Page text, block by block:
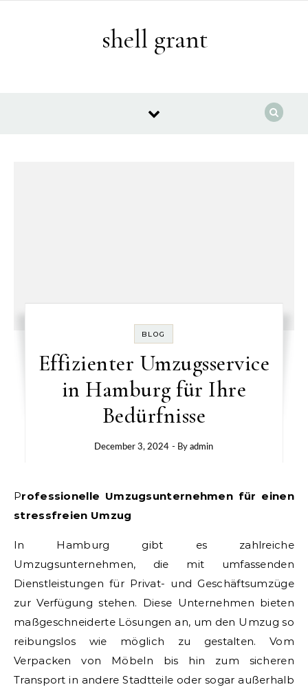
shell grant
BLOG
Effizienter Umzugsservice
in Hamburg für Ihre
Bedürfnisse
December 3, 2024 - Byadmin
Professionelle Umzugsunternehmen für einen
stressfreien Umzug
In Hamburg gibt es zahlreiche
Umzugsunternehmen, die mit umfassenden
Dienstleistungen für Privat- und Geschäftsumzüge
zur Verfügung stehen. Diese Unternehmen bieten
maßgeschneiderte Lösungen an, um den Umzug so
reibungslos wie möglich zu gestalten. Vom
Verpacken von Möbeln bis hin zum sicheren
Transport in andere Stadtteile oder sogar außerhalb